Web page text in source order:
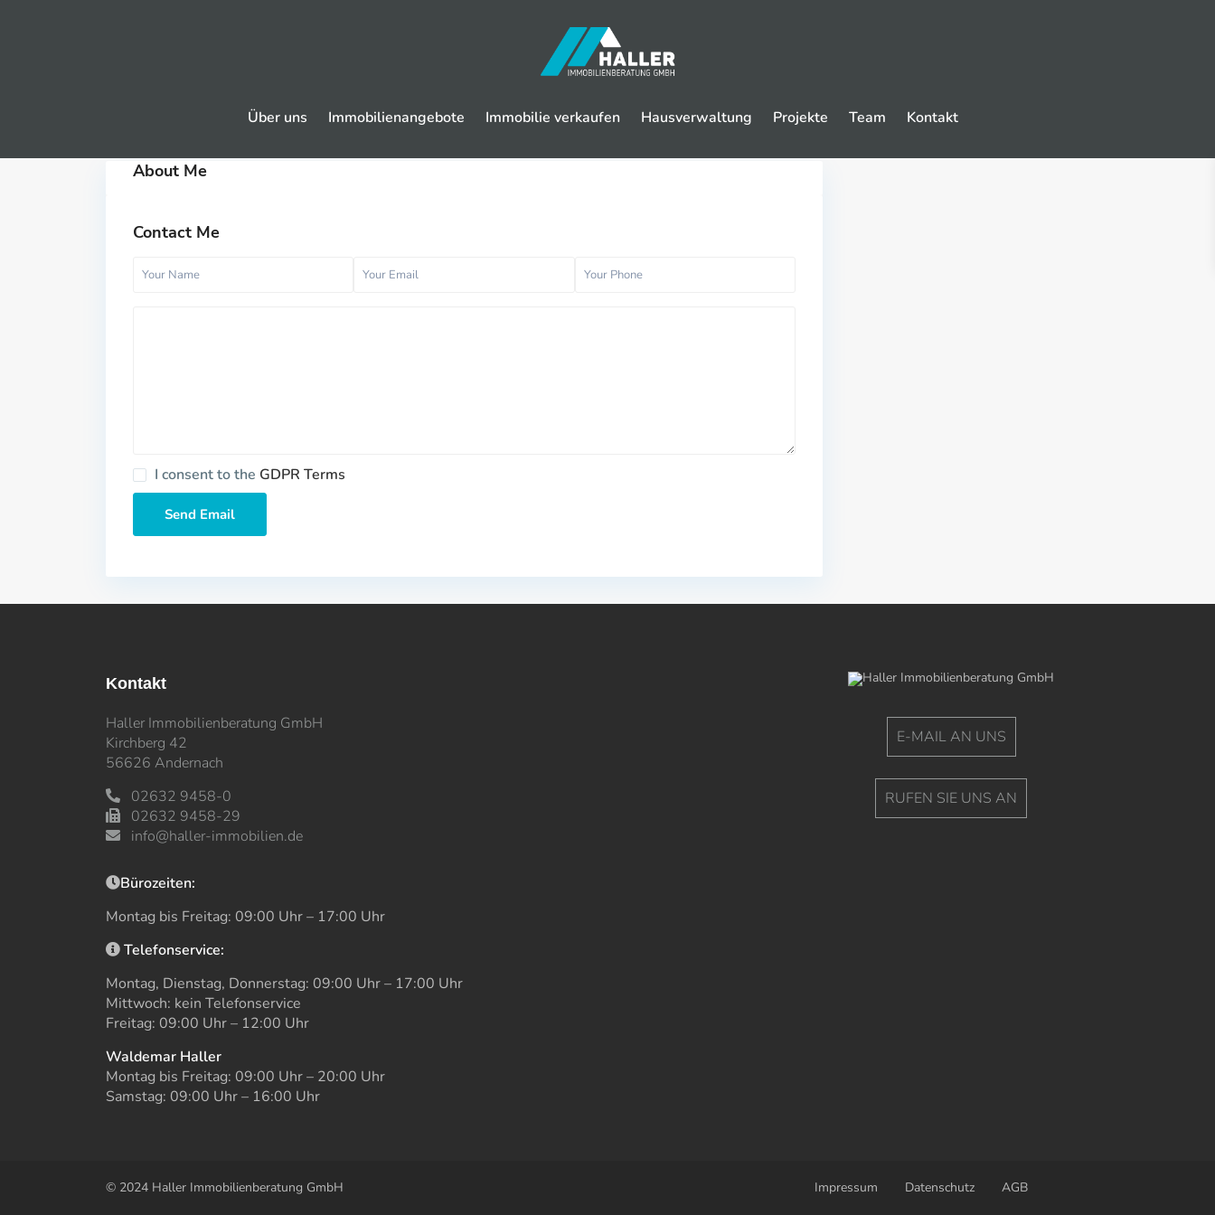
Über uns Immobilienangebote Immobilie verkaufen Hausverwaltung Projekte Team Kontakt
About Me
Contact Me
I consent to the GDPR Terms
Kontakt
Haller Immobilienberatung GmbH
Kirchberg 42
56626 Andernach
02632 9458-0
02632 9458-29
info@haller-immobilien.de
Bürozeiten:
Montag bis Freitag: 09:00 Uhr – 17:00 Uhr
Telefonservice:
Montag, Dienstag, Donnerstag: 09:00 Uhr – 17:00 Uhr
Mittwoch: kein Telefonservice
Freitag: 09:00 Uhr – 12:00 Uhr
Waldemar Haller
Montag bis Freitag: 09:00 Uhr – 20:00 Uhr
Samstag: 09:00 Uhr – 16:00 Uhr
E-MAIL AN UNS
RUFEN SIE UNS AN
© 2024 Haller Immobilienberatung GmbH Impressum Datenschutz AGB